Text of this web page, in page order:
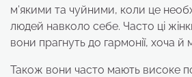
м’якими та чуйними, коли це
людей навколо себе. Часто ці
вони прагнуть до гармонії, хоча
Також вони часто мають високе